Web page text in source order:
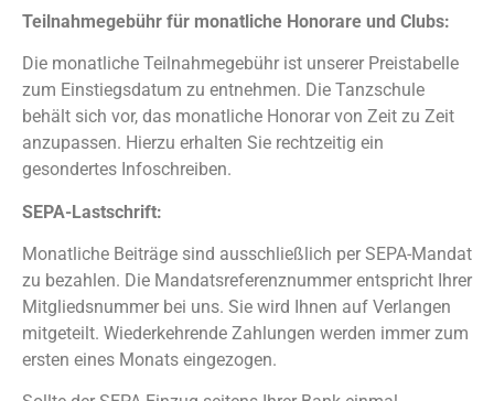
Teilnahmegebühr für monatliche Honorare und Clubs:
Die monatliche Teilnahmegebühr ist unserer Preistabelle
zum Einstiegsdatum zu entnehmen. Die Tanzschule
behält sich vor, das monatliche Honorar von Zeit zu Zeit
anzupassen. Hierzu erhalten Sie rechtzeitig ein
gesondertes Infoschreiben.
SEPA-Lastschrift:
Monatliche Beiträge sind ausschließlich per SEPA-Mandat
zu bezahlen. Die Mandatsreferenznummer entspricht Ihrer
Mitgliedsnummer bei uns. Sie wird Ihnen auf Verlangen
mitgeteilt. Wiederkehrende Zahlungen werden immer zum
ersten eines Monats eingezogen.